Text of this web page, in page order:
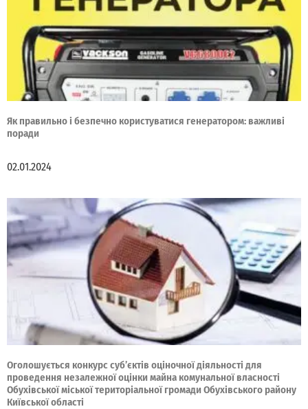
Як правильно і безпечно користуватися генератором: важливі
поради
02.01.2024
Оголошується конкурс суб’єктів оціночної діяльності для
проведення незалежної оцінки майна комунальної власності
Обухівської міської територіальної громади Обухівського району
Київської області